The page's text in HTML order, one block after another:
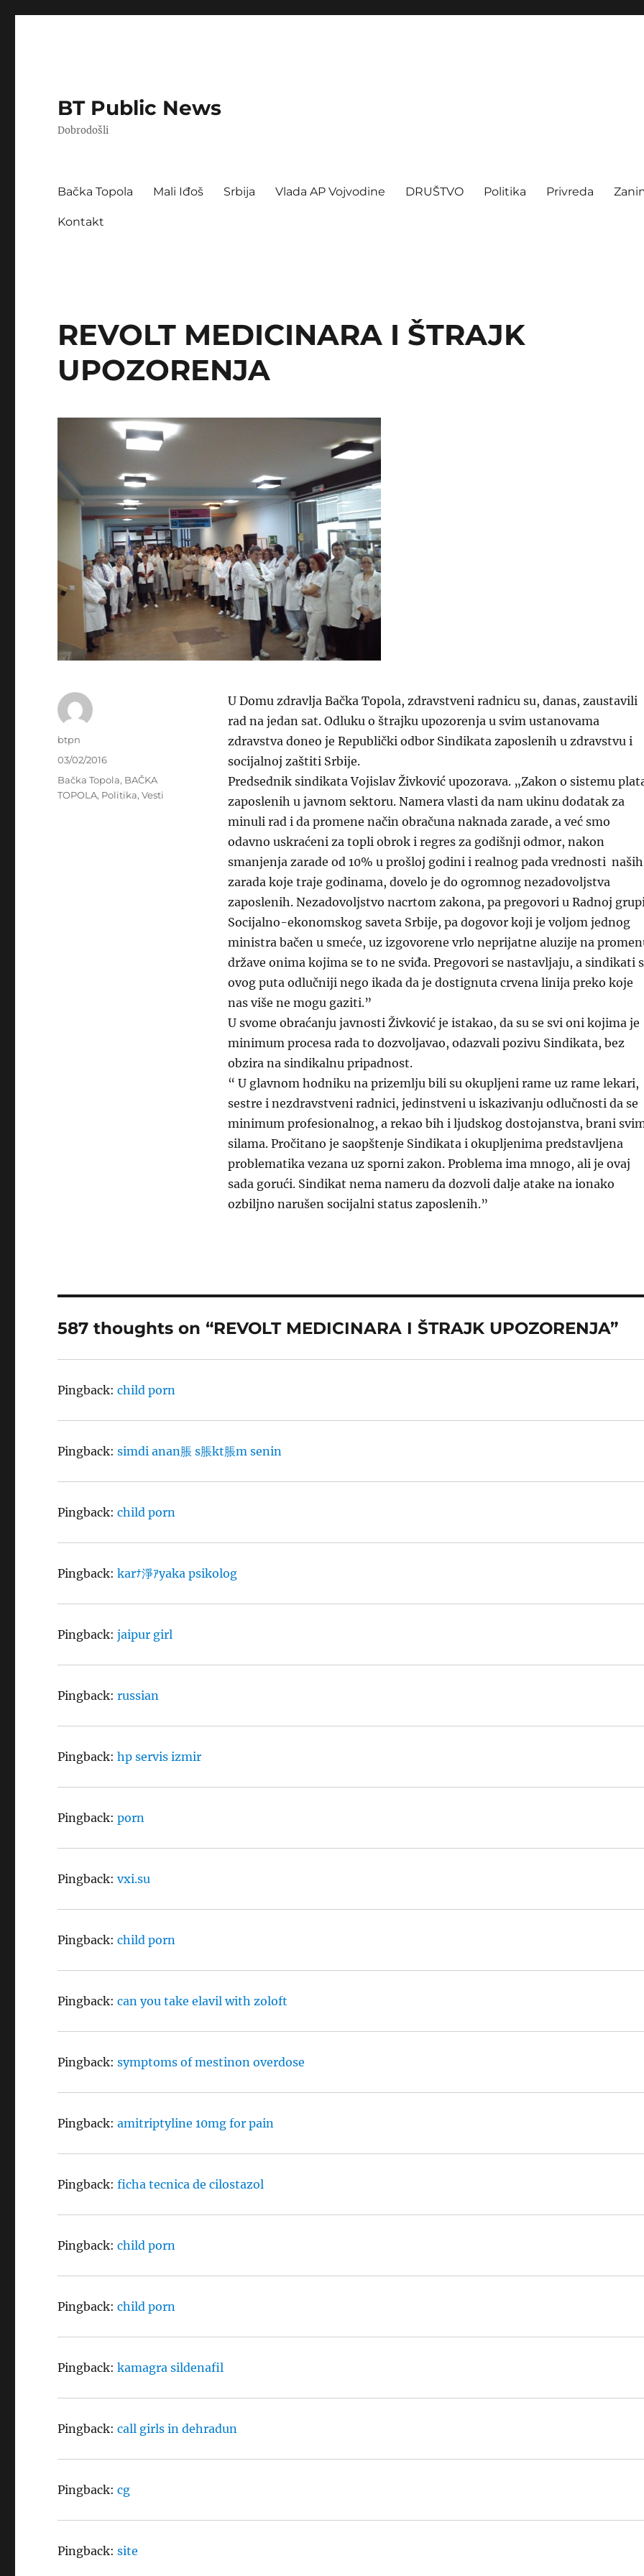
BT Public News
Dobrodošli
Bačka Topola Mali Iđoš Srbija Vlada AP Vojvodine DRUŠTVO Politika Privreda
Kontakt
REVOLT MEDICINARA I ŠTRAJK
UPOZORENJA
U Domu zdravlja Bačka Topola, zdravstveni radnicu su, danas, zaustavili
rad na jedan sat. Odluku o štrajku upozorenja u svim ustanovama
zdravstva doneo je Republički odbor Sindikata zaposlenih u zdravstvu i
socijalnoj zaštiti Srbije.
Predsednik sindikata Vojislav Živković upozorava. „Zakon o sistemu
zaposlenih u javnom sektoru. Namera vlasti da nam ukinu dodatak za
minuli rad i da promene način obračuna naknada zarade, a već smo
odavno uskraćeni za topli obrok i regres za godišnji odmor, nakon
smanjenja zarade od 10% u prošloj godini i realnog pada vrednosti naših
zarada koje traje godinama, dovelo je do ogromnog nezadovoljstva
zaposlenih. Nezadovoljstvo nacrtom zakona, pa pregovori u Radnoj
Socijalno-ekonomskog saveta Srbije, pa dogovor koji je voljom jednog
ministra bačen u smeće, uz izgovorene vrlo neprijatne aluzije na
države onima kojima se to ne sviđa. Pregovori se nastavljaju, a sindikati
ovog puta odlučniji nego ikada da je dostignuta crvena linija preko koje
nas više ne mogu gaziti.”
U svome obraćanju javnosti Živković je istakao, da su se svi oni kojima je
minimum procesa rada to dozvoljavao, odazvali pozivu Sindikata, bez
obzira na sindikalnu pripadnost.
“ U glavnom hodniku na prizemlju bili su okupljeni rame uz rame lekari,
sestre i nezdravstveni radnici, jedinstveni u iskazivanju odlučnosti da se
minimum profesionalnog, a rekao bih i ljudskog dostojanstva, brani
silama. Pročitano je saopštenje Sindikata i okupljenima predstavljena
problematika vezana uz sporni zakon. Problema ima mnogo, ali je ovaj
sada gorući. Sindikat nema nameru da dozvoli dalje atake na ionako
ozbiljno narušen socijalni status zaposlenih.”
Author
btpn
Posted
03/02/2016
Categories
Bačka Topola, BAČKA
TOPOLA, Politika,Vesti
587 thoughts on “REVOLT MEDICINARA I ŠTRAJK UPOZORENJA”
Pingback:child porn
Pingback:simdi anan脹 s脹kt脹m senin
Pingback:child porn
Pingback:karﾅ淨ｱyaka psikolog
Pingback:jaipur girl
Pingback:russian
Pingback:hp servis izmir
Pingback:porn
Pingback:vxi.su
Pingback:child porn
Pingback:can you take elavil with zoloft
Pingback:symptoms of mestinon overdose
Pingback:amitriptyline 10mg for pain
Pingback:ficha tecnica de cilostazol
Pingback:child porn
Pingback:child porn
Pingback:kamagra sildenafil
Pingback:call girls in dehradun
Pingback:cg
Pingback:site